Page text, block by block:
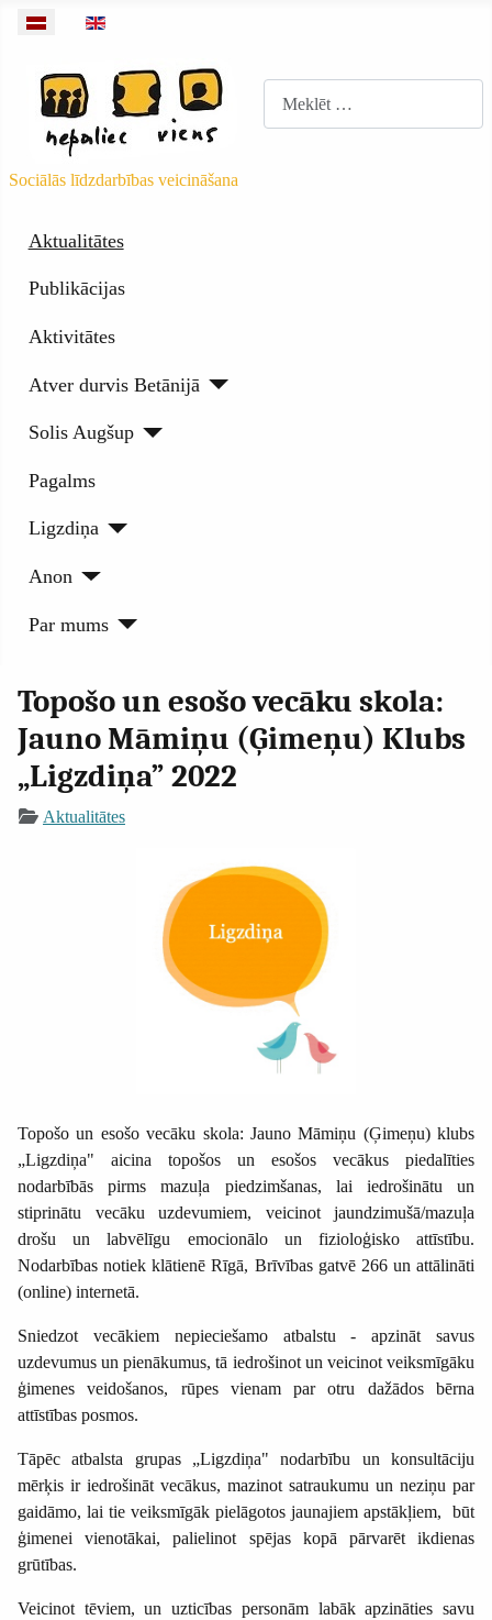
Izvēlieties valodu
Sociālās līdzdarbības veicināšana
Aktualitātes
Publikācijas
Aktivitātes
Atver durvis Betānijā
Solis Augšup
Pagalms
Ligzdiņa
Anon
Par mums
Topošo un esošo vecāku skola:
Jauno Māmiņu (Ģimeņu) Klubs
„Ligzdiņa” 2022
Aktualitātes
Topošo un esošo vecāku skola: Jauno Māmiņu (Ģimeņu) klubs
„Ligzdiņa" aicina topošos un esošos vecākus piedalīties
nodarbībās pirms mazuļa piedzimšanas, lai iedrošinātu un
stiprinātu vecāku uzdevumiem, veicinot jaundzimušā/mazuļa
drošu un labvēlīgu emocionālo un fizioloģisko attīstību.
Nodarbības notiek klātienē Rīgā, Brīvības gatvē 266 un attālināti
(online) internetā.
Sniedzot vecākiem nepieciešamo atbalstu - apzināt savus
uzdevumus un pienākumus, tā iedrošinot un veicinot veiksmīgāku
ģimenes veidošanos, rūpes vienam par otru dažādos bērna
attīstības posmos.
Tāpēc atbalsta grupas „Ligzdiņa" nodarbību un konsultāciju
mērķis ir iedrošināt vecākus, mazinot satraukumu un neziņu par
gaidāmo, lai tie veiksmīgāk pielāgotos jaunajiem apstākļiem, būt
ģimenei vienotākai, palielinot spējas kopā pārvarēt ikdienas
grūtības.
Veicinot tēviem, un uzticības personām labāk apzināties savu